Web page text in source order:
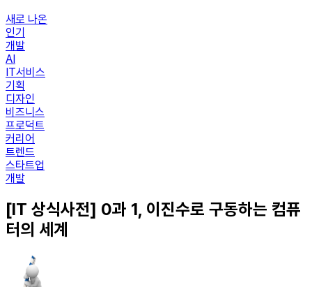
새로 나온
인기
개발
AI
IT서비스
기획
디자인
비즈니스
프로덕트
커리어
트렌드
스타트업
개발
[IT 상식사전] 0과 1, 이진수로 구동하는 컴퓨
터의 세계